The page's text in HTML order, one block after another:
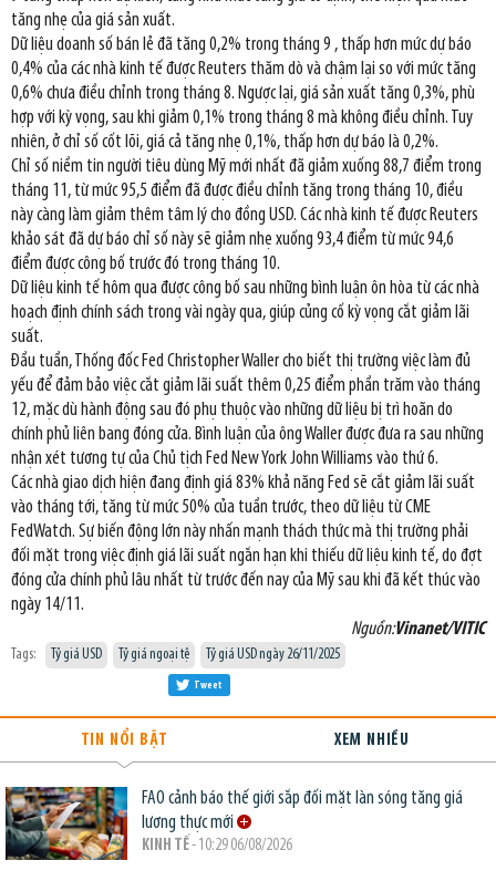
tăng nhẹ của giá sản xuất.
Dữ liệu doanh số bán lẻ đã tăng 0,2% trong tháng 9 , thấp hơn mức dự báo
0,4% của các nhà kinh tế được Reuters thăm dò và chậm lại so với mức tăng
0,6% chưa điều chỉnh trong tháng 8. Ngược lại, giá sản xuất tăng 0,3%, phù
hợp với kỳ vọng, sau khi giảm 0,1% trong tháng 8 mà không điều chỉnh. Tuy
nhiên, ở chỉ số cốt lõi, giá cả tăng nhẹ 0,1%, thấp hơn dự báo là 0,2%.
Chỉ số niềm tin người tiêu dùng Mỹ mới nhất đã giảm xuống 88,7 điểm trong
tháng 11, từ mức 95,5 điểm đã được điều chỉnh tăng trong tháng 10, điều
này càng làm giảm thêm tâm lý cho đồng USD. Các nhà kinh tế được Reuters
khảo sát đã dự báo chỉ số này sẽ giảm nhẹ xuống 93,4 điểm từ mức 94,6
điểm được công bố trước đó trong tháng 10.
Dữ liệu kinh tế hôm qua được công bố sau những bình luận ôn hòa từ các nhà
hoạch định chính sách trong vài ngày qua, giúp củng cố kỳ vọng cắt giảm lãi
suất.
Đầu tuần, Thống đốc Fed Christopher Waller cho biết thị trường việc làm đủ
yếu để đảm bảo việc cắt giảm lãi suất thêm 0,25 điểm phần trăm vào tháng
12, mặc dù hành động sau đó phụ thuộc vào những dữ liệu bị trì hoãn do
chính phủ liên bang đóng cửa. Bình luận của ông Waller được đưa ra sau những
nhận xét tương tự của Chủ tịch Fed New York John Williams vào thứ 6.
Các nhà giao dịch hiện đang định giá 83% khả năng Fed sẽ cắt giảm lãi suất
vào tháng tới, tăng từ mức 50% của tuần trước, theo dữ liệu từ CME
FedWatch. Sự biến động lớn này nhấn mạnh thách thức mà thị trường phải
đối mặt trong việc định giá lãi suất ngắn hạn khi thiếu dữ liệu kinh tế, do đợt
đóng cửa chính phủ lâu nhất từ trước đến nay của Mỹ sau khi đã kết thúc vào
ngày 14/11.
Nguồn:Vinanet/VITIC
Tags: Tỷ giá USD Tỷ giá ngoại tệ Tỷ giá USD ngày 26/11/2025
Tweet
TIN NỔI BẬT XEM NHIỀU
FAO cảnh báo thế giới sắp đối mặt làn sóng tăng giá
lương thực mới
KINH TẾ- 10:29 06/08/2026